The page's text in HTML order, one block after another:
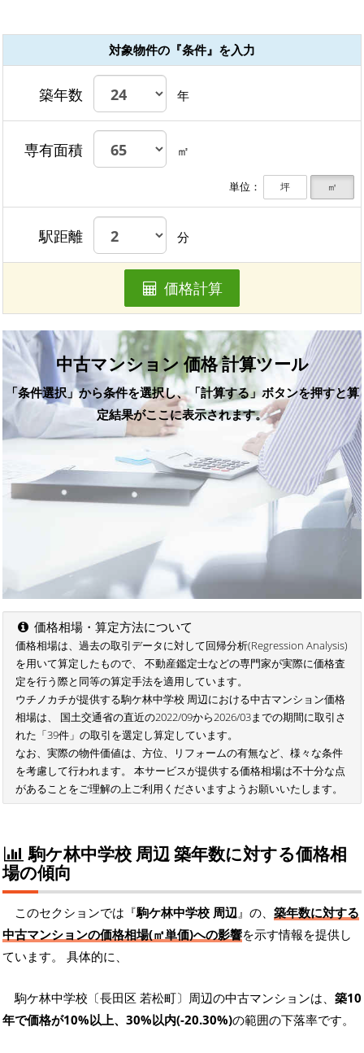
対象物件の『条件』を入力
築年数 年
専有面積 ㎡
単位： 坪 ㎡
駅距離 分
価格計算
中古マンション 価格 計算ツール
「条件選択」から条件を選択し、「計算する」ボタンを押すと算
定結果がここに表示されます。
価格相場・算定方法について
価格相場は、過去の取引データに対して回帰分析(Regression Analysis)
を用いて算定したもので、 不動産鑑定士などの専門家が実際に価格査
定を行う際と同等の算定手法を適用しています。
ウチノカチが提供する駒ケ林中学校 周辺における中古マンション価格
相場は、 国土交通省の直近の2022/09から2026/03までの期間に取引さ
れた「39件」の取引を選定し算定しています。
なお、実際の物件価値は、方位、リフォームの有無など、様々な条件
を考慮して行われます。 本サービスが提供する価格相場は不十分な点
があることをご理解の上ご利用くださいますようお願いいたします。
駒ケ林中学校 周辺 築年数に対する価格相
場の傾向
このセクションでは『駒ケ林中学校 周辺』の、 築年数に対する
中古マンションの価格相場(㎡単価)への影響を示す情報を提供し
ています。 具体的に、
駒ケ林中学校〔長田区 若松町〕周辺の中古マンションは、 築10
年で価格が10%以上、30%以内(-20.30%)の範囲の下落率です。